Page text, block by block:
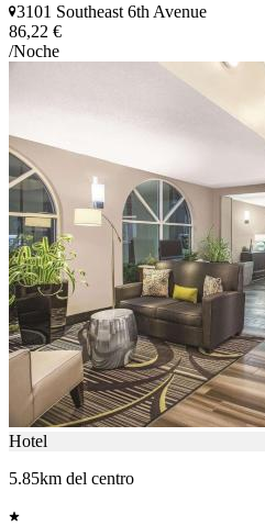
3101 Southeast 6th Avenue
86,22 €
/Noche
Hotel
5.85km del centro